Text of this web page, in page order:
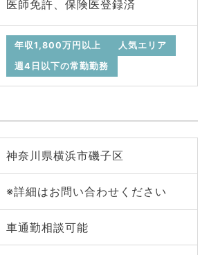
医師免許、保険医登録済
年収1,800万円以上
人気エリア
週4日以下の常勤勤務
神奈川県横浜市磯子区
※詳細はお問い合わせください
車通勤相談可能